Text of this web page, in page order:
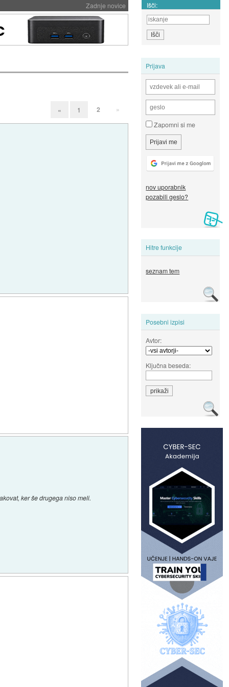
Zadnje novice Išči:
Prijava
Zapomni si me
nov uporabnik
pozabili geslo?
Hitre funkcije
seznam tem
Posebni izpisi
Avtor:
Ključna beseda:
« 1 2 »
ker še drugega niso meli.